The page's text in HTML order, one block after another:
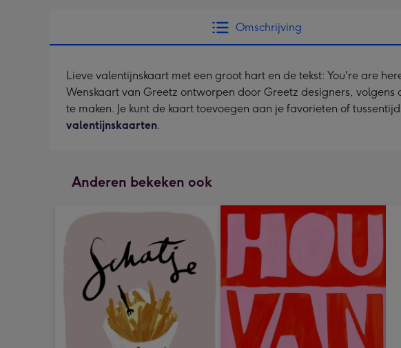
Omschrijving
Lieve valentijnskaart met een groot hart en de tekst: You're are
Wenskaart van Greetz ontworpen door Greetz designers,
te maken. Je kunt de kaart toevoegen aan je favorieten of
valentijnskaarten.
Anderen bekeken ook